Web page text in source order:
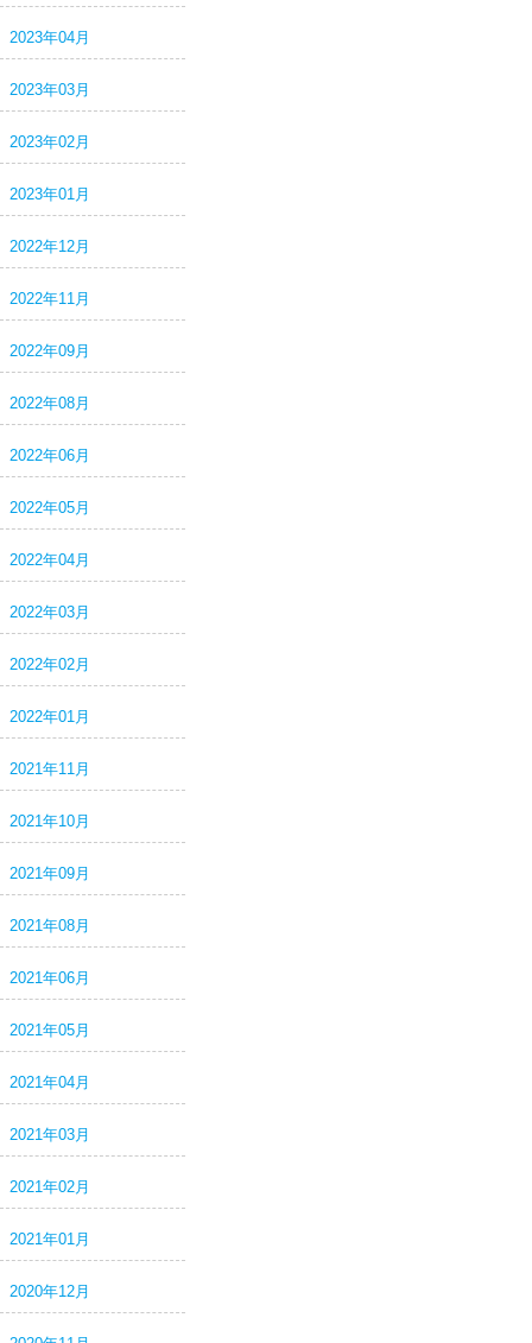
2023年04月
2023年03月
2023年02月
2023年01月
2022年12月
2022年11月
2022年09月
2022年08月
2022年06月
2022年05月
2022年04月
2022年03月
2022年02月
2022年01月
2021年11月
2021年10月
2021年09月
2021年08月
2021年06月
2021年05月
2021年04月
2021年03月
2021年02月
2021年01月
2020年12月